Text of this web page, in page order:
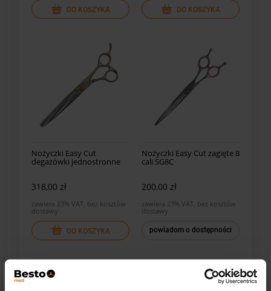
DO KOSZYKA DO KOSZYKA
Nożyczki Easy Cut
degażówki jednostronne
56 ząbków
318,00 zł
zawiera 23% VAT, bez kosztów
dostawy
DO KOSZYKA
Nożyczki Easy Cut zagięte 8
cali SG8C
200,00 zł
zawiera 23% VAT, bez kosztów
dostawy
powiadom o dostępności